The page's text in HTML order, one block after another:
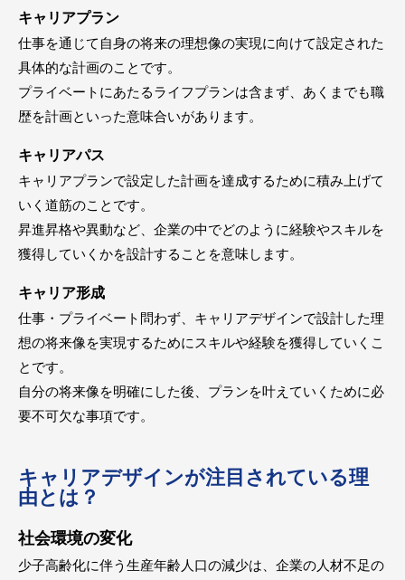
キャリアプラン
仕事を通じて自身の将来の理想像の実現に向けて設定された
具体的な計画のことです。
プライベートにあたるライフプランは含まず、あくまでも職
歴を計画といった意味合いがあります。
キャリアパス
キャリアプランで設定した計画を達成するために積み上げて
いく道筋のことです。
昇進昇格や異動など、企業の中でどのように経験やスキルを
獲得していくかを設計することを意味します。
キャリア形成
仕事・プライベート問わず、キャリアデザインで設計した理
想の将来像を実現するためにスキルや経験を獲得していくこ
とです。
自分の将来像を明確にした後、プランを叶えていくために必
要不可欠な事項です。
キャリアデザインが注目されている理
由とは？
社会環境の変化
少子高齢化に伴う生産年齢人口の減少は、企業の人材不足の